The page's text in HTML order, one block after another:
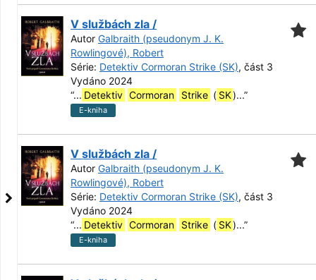
V službách zla /
Autor Galbraith (pseudonym J. K.
Rowlingové), Robert
Série: Detektiv Cormoran Strike (SK), část 3
Vydáno 2024
“... Detektiv Cormoran Strike ( SK)...”
E-kniha
V službách zla /
Autor Galbraith (pseudonym J. K.
Rowlingové), Robert
Série: Detektiv Cormoran Strike (SK), část 3
Vydáno 2024
“... Detektiv Cormoran Strike ( SK)...”
E-kniha